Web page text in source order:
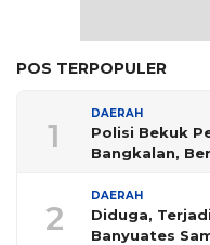
POS TERPOPULER
1
DAERAH
Polisi Bekuk
Bangkalan,
2
DAERAH
Diduga,
Banyuates